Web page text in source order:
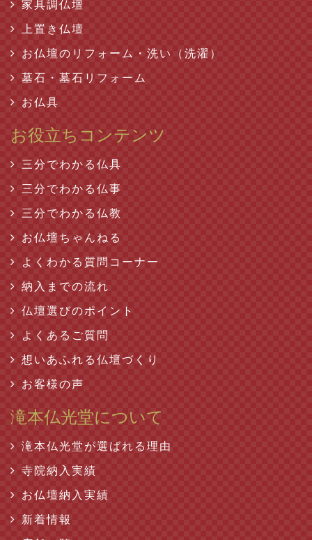
家具調仏壇
上置き仏壇
お仏壇のリフォーム・洗い（洗濯）
墓石・墓石リフォーム
お仏具
お役立ちコンテンツ
三分でわかる仏具
三分でわかる仏事
三分でわかる仏教
お仏壇ちゃんねる
よくわかる質問コーナー
納入までの流れ
仏壇選びのポイント
よくあるご質問
想いあふれる仏壇づくり
お客様の声
滝本仏光堂について
滝本仏光堂が選ばれる理由
寺院納入実績
お仏壇納入実績
新着情報